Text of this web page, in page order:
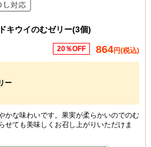
キウイのむゼリー(3個)
20％OFF 864円(税込)
ー
かな味わいです。果実が柔らかいのでのむ
せても美味しくお召し上がりいただけま